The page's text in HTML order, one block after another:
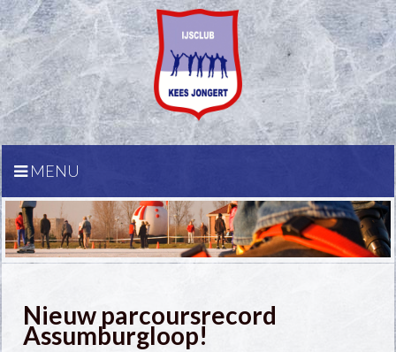
MENU
Nieuw parcoursrecord
Assumburgloop!